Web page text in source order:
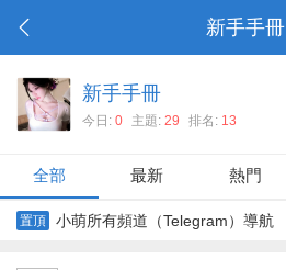
新手手冊
新手手冊
今日: 0 主題: 29 排名: 13
全部 最新 熱門
置頂 小萌所有頻道（Telegram）導航